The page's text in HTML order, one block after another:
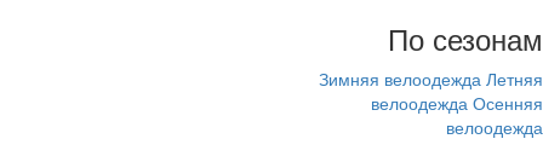
По сезонам
Зимняя велоодежда Летняя
велоодежда Осенняя
велоодежда